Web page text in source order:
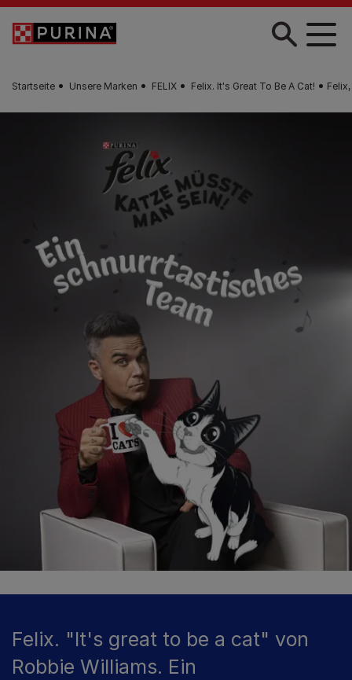
Skip to main content
Startseite Unsere Marken FELIX Felix. It's Great To Be A Cat!
Felix. "It's great to be a cat" von
Robbie Williams. Ein